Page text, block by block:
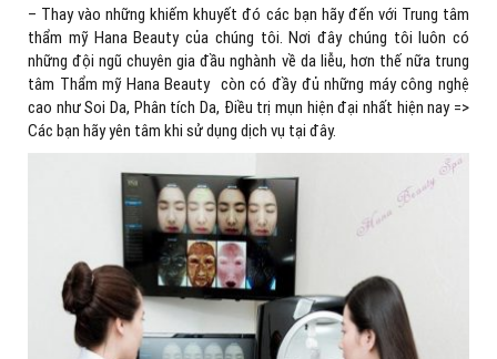
– Thay vào những khiếm khuyết đó các bạn hãy đến với Trung tâm
thẩm mỹ Hana Beauty của chúng tôi. Nơi đây chúng tôi luôn có
những đội ngũ chuyên gia đầu nghành về da liễu, hơn thế nữa trung
tâm Thẩm mỹ Hana Beauty còn có đầy đủ những máy công nghệ
cao như Soi Da, Phân tích Da, Điều trị mụn hiện đại nhất hiện nay =>
Các bạn hãy yên tâm khi sử dụng dịch vụ tại đây.